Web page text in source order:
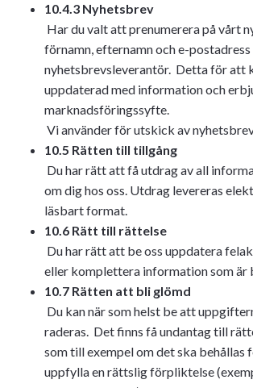
10.4.3 Nyhetsbrev
Har du valt att prenumerera på vårt
förnamn, efternamn och e-postadress
nyhetsbrevsleverantör. Detta för att
uppdaterad med information och
marknadsföringssyfte.
Vi använder för utskick av
10.5 Rätten till tillgång
Du har rätt att få utdrag av all
om dig hos oss. Utdrag levereras
läsbart format.
10.6 Rätt till rättelse
Du har rätt att be oss uppdatera
eller komplettera information som är
10.7 Rätten att bli glömd
Du kan när som helst be att
raderas. Det finns få undantag till
som till exempel om det ska behållas
uppfylla en rättslig förpliktelse